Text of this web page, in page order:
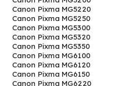
Canon Pixma MG5220
Canon Pixma MG5250
Canon Pixma MG5300
Canon Pixma MG5320
Canon Pixma MG5350
Canon Pixma MG6100
Canon Pixma MG6120
Canon Pixma MG6150
Canon Pixma MG6220